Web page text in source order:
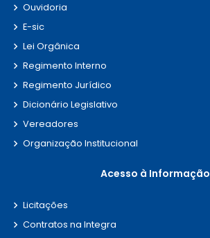
Ouvidoria
E-sic
Lei Orgânica
Regimento Interno
Regimento Jurídico
Dicionário Legislativo
Vereadores
Organização Institucional
Acesso à Informação
Licitações
Contratos na Integra